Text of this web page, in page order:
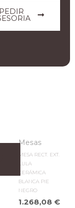
PEDIR
Mesas
MESA RECT. EXT.
LULA
CERÁMICA
BLANCA PIE
NEGRO
1.268,08€